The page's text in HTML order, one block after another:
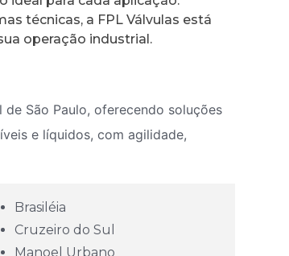
técnicas, a FPL Válvulas está
operação industrial.
São Paulo, oferecendo soluções
e líquidos, com agilidade,
Brasiléia
Cruzeiro do Sul
Manoel Urbano